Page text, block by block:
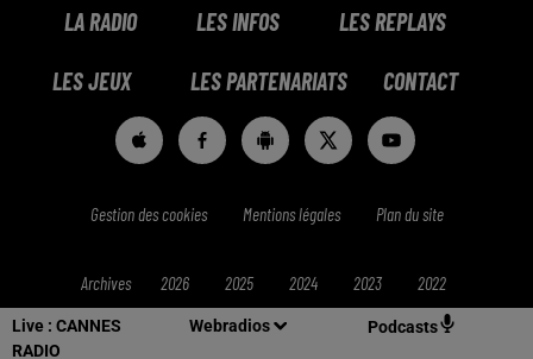
Live : CANNES
RADIO
Webradios Podcasts
LA RADIO LES INFOS LES REPLAYS
LES JEUX LES PARTENARIATS CONTACT
Gestion des cookies Mentions légales Plan du site
Archives 2026 2025 2024 2023 2022